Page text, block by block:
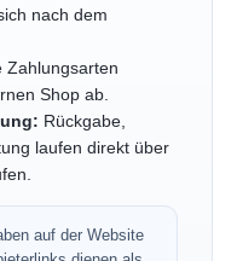
nach dem
Zahlungsarten
Shop ab.
Rückgabe,
laufen direkt über
auf der Website